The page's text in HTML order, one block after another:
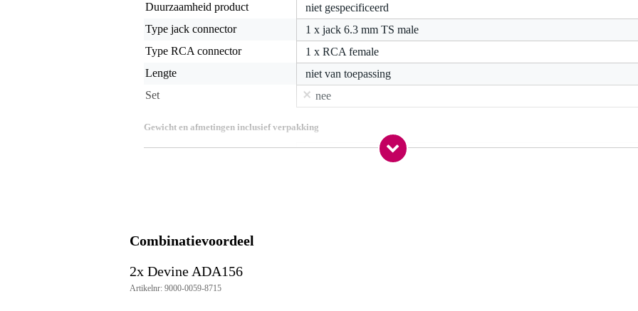
Duurzaamheid product
niet gespecificeerd
Type jack connector
1 x jack 6.3 mm TS male
Type RCA connector
1 x RCA female
Lengte
niet van toepassing
Set
nee
Gewicht en afmetingen inclusief verpakking
haaks
1x RCA female
1x 6.35mm jack male mono
Combinatievoordeel
2x Devine ADA156
Artikelnr: 9000-0059-8715